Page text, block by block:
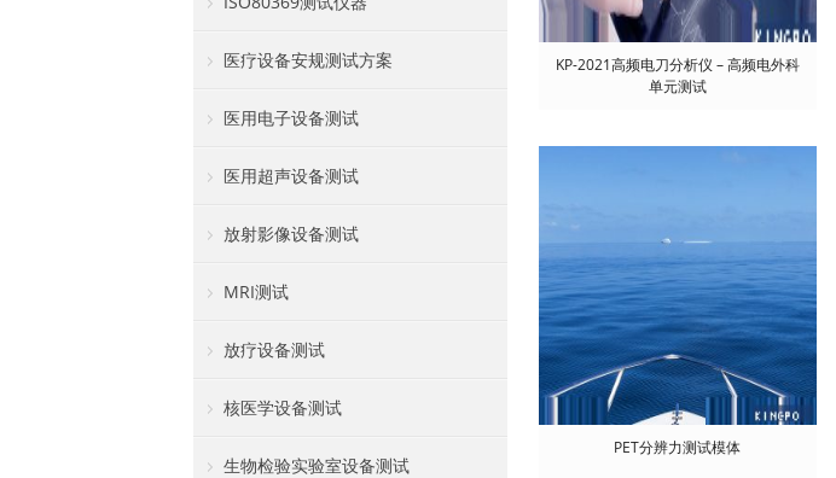
KP-2021高频电刀分析仪 – 高频电外科
单元测试
PET分辨力测试模体
医疗设备安规测试方案
医用电子设备测试
医用超声设备测试
放射影像设备测试
MRI测试
放疗设备测试
核医学设备测试
生物检验实验室设备测试